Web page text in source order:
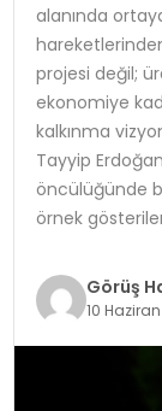
SAĞLIK
SPOR
TEKNOLOJI
YAŞAM
alanında
projesi değil;
ekonomiye
kalkınma
Tayyip
öncülüğünde
örnek
Görüş
10